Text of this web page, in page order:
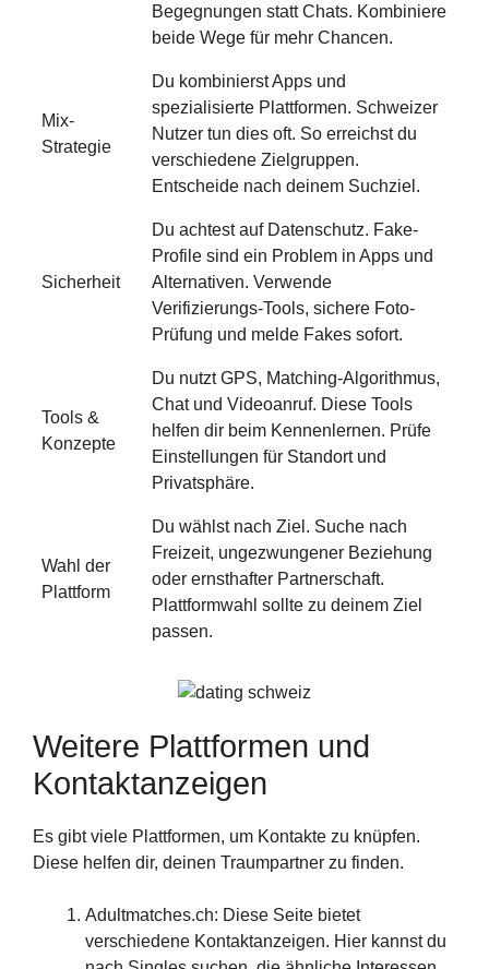
Begegnungen statt Chats. Kombiniere
beide Wege für mehr Chancen.
Mix-
Strategie
Du kombinierst Apps und
spezialisierte Plattformen. Schweizer
Nutzer tun dies oft. So erreichst du
verschiedene Zielgruppen.
Entscheide nach deinem Suchziel.
Sicherheit
Du achtest auf Datenschutz. Fake-
Profile sind ein Problem in Apps und
Alternativen. Verwende
Verifizierungs-Tools, sichere Foto-
Prüfung und melde Fakes sofort.
Tools &
Konzepte
Du nutzt GPS, Matching-Algorithmus,
Chat und Videoanruf. Diese Tools
helfen dir beim Kennenlernen. Prüfe
Einstellungen für Standort und
Privatsphäre.
Wahl der
Plattform
Du wählst nach Ziel. Suche nach
Freizeit, ungezwungener Beziehung
oder ernsthafter Partnerschaft.
Plattformwahl sollte zu deinem Ziel
passen.
Weitere Plattformen und
Kontaktanzeigen
Es gibt viele Plattformen, um Kontakte zu knüpfen.
Diese helfen dir, deinen Traumpartner zu finden.
Adultmatches.ch: Diese Seite bietet
verschiedene Kontaktanzeigen. Hier kannst du